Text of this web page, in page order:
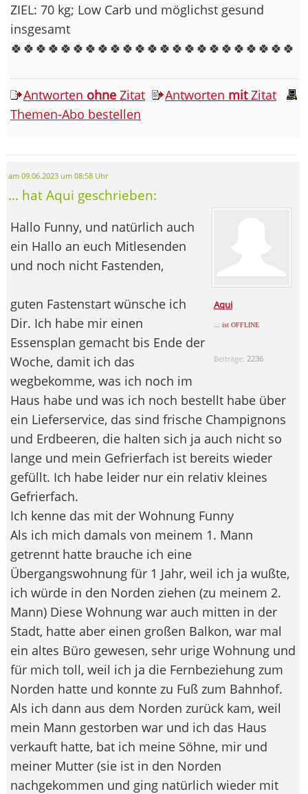
ZIEL: 70 kg; Low Carb und möglichst gesund
insgesamt
🍀🍀🍀🍀🍀🍀🍀🍀🍀🍀🍀🍀🍀🍀🍀🍀🍀🍀🍀🍀🍀🍀🍀
Antworten ohne Zitat Antworten mitZitat
Themen-Abo bestellen
am 09.06.2023 um 08:58 Uhr
... hat Aqui geschrieben:
Aqui
... ist OFFLINE
Beiträge: 2236
Hallo Funny, und natürlich auch
ein Hallo an euch Mitlesenden
und noch nicht Fastenden,
guten Fastenstart wünsche ich
Dir. Ich habe mir einen
Essensplan gemacht bis Ende der
Woche, damit ich das
wegbekomme, was ich noch im
Haus habe und was ich noch bestellt habe über
ein Lieferservice, das sind frische Champignons
und Erdbeeren, die halten sich ja auch nicht so
lange und mein Gefrierfach ist bereits wieder
gefüllt. Ich habe leider nur ein relativ kleines
Gefrierfach.
Ich kenne das mit der Wohnung Funny
Als ich mich damals von meinem 1. Mann
getrennt hatte brauche ich eine
Übergangswohnung für 1 Jahr, weil ich ja wußte,
ich würde in den Norden ziehen (zu meinem 2.
Mann) Diese Wohnung war auch mitten in der
Stadt, hatte aber einen großen Balkon, war mal
ein altes Büro gewesen, sehr urige Wohnung und
für mich toll, weil ich ja die Fernbeziehung zum
Norden hatte und konnte zu Fuß zum Bahnhof.
Als ich dann aus dem Norden zurück kam, weil
mein Mann gestorben war und ich das Haus
verkauft hatte, bat ich meine Söhne, mir und
meiner Mutter (sie ist in den Norden
nachgekommen und ging natürlich wieder mit